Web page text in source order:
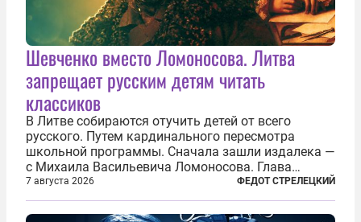
Шевченко вместо Ломоносова. Литва
запрещает русским детям читать
классиков
В Литве собираются отучить детей от всего
русского. Путем кардинального пересмотра
школьной программы. Сначала зашли издалека —
с Михаила Васильевича Ломоносова. Глава
правительства Литвы Миндаугас Синкявичюс
предложил исключить его тексты из программ
общего образования. Мотивировал он это тем,
7 августа 2026 ФЕДОТ СТРЕЛЕЦКИЙ